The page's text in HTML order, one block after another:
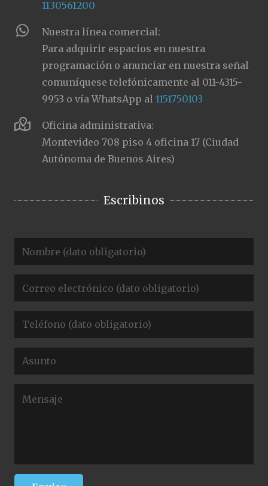
1130561200
Nuestra línea comercial:
Para adquirir espacios en nuestra
programación o anunciar en nuestra señal
comuníquese telefónicamente al 011-4315-
9953 o vía WhatsApp al1151750103
Oficina administrativa:
Montevideo 708 piso 4 oficina 17 (Ciudad
Autónoma de Buenos Aires)
Escribinos